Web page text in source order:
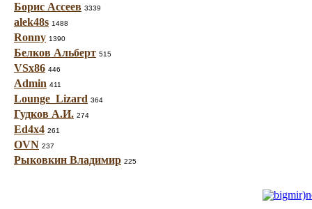
Борис Ассеев 3339
alek48s 1488
Ronny 1390
Белков Альберт 515
VSx86 446
Admin 411
Lounge_Lizard 364
Гудков А.И. 274
Ed4x4 261
OVN 237
Рыковкин Владимир 225